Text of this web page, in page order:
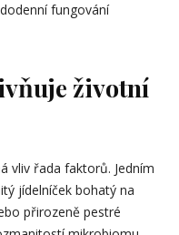
fungování
životní
vliv řada faktorů. Jedním
jídelníček bohatý na
přirozeně pestré